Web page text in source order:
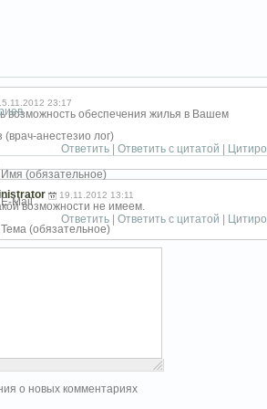
23:17
возможность обеспечения жилья в Вашем
анестезио лог)
Ответить | Ответить с цитатой |
19.11.2012 13:11
возможности не имеем.
Ответить | Ответить с цитатой |
Имя (обязательное)
E-Mail
Тема (обязательное)
о новых комментариях